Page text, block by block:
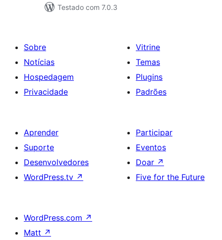
Testado com 7.0.3
Sobre
Notícias
Hospedagem
Privacidade
Vitrine
Temas
Plugins
Padrões
Aprender
Suporte
Desenvolvedores
WordPress.tv ↗
Participar
Eventos
Doar ↗
Five for the Future
WordPress.com ↗
Matt ↗